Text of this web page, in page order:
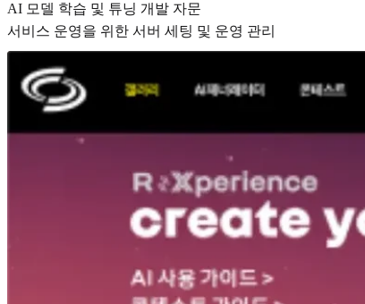
AI 모델 학습 및 튜닝 개발 자문
서비스 운영을 위한 서버 세팅 및 운영 관리